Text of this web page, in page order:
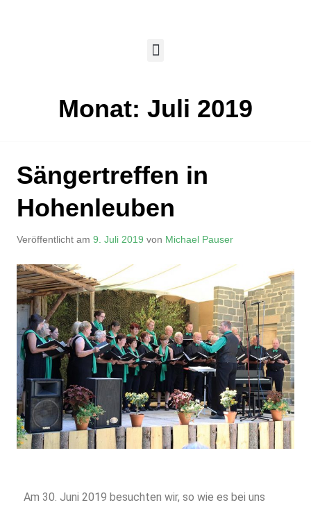
Monat: Juli 2019
Sängertreffen in
Hohenleuben
Veröffentlicht am 9. Juli 2019 von Michael Pauser
Am 30. Juni 2019 besuchten wir, so wie es bei uns